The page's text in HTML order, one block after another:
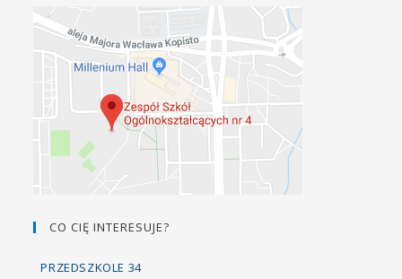
CO CIĘ INTERESUJE?
PRZEDSZKOLE 34